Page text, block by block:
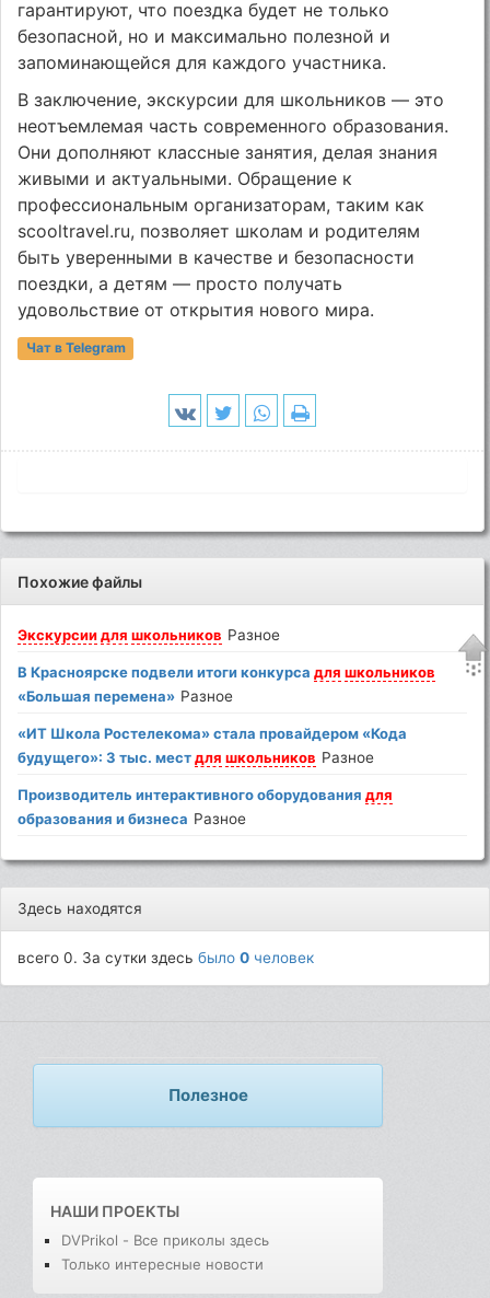
гарантируют, что поездка будет не только
безопасной, но и максимально полезной и
запоминающейся для каждого участника.
В заключение, экскурсии для школьников — это
неотъемлемая часть современного образования.
Они дополняют классные занятия, делая знания
живыми и актуальными. Обращение к
профессиональным организаторам, таким как
scooltravel.ru, позволяет школам и родителям
быть уверенными в качестве и безопасности
поездки, а детям — просто получать
удовольствие от открытия нового мира.
Чат в Telegram
Похожие файлы
Экскурсии для школьников Разное
В Красноярске подвели итоги конкурсадля школьников
«Большая перемена» Разное
«ИТ Школа Ростелекома» стала провайдером «Кода
будущего»: 3 тыс. местдля школьников Разное
Производитель интерактивного оборудованиядля
образования и бизнеса Разное
Здесь находятся
всего 0. За сутки здесьбыло0 человек
Полезное
НАШИ ПРОЕКТЫ
DVPrikol - Все приколы здесь
Только интересные новости